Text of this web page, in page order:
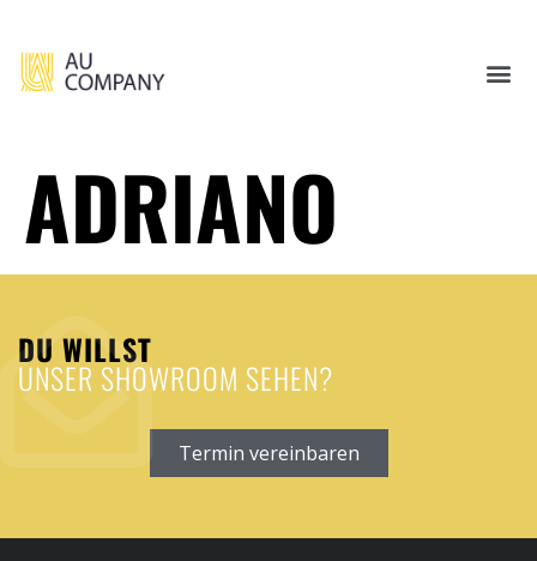
ADRIANO
DU WILLST
UNSER SHOWROOM SEHEN?
Termin vereinbaren